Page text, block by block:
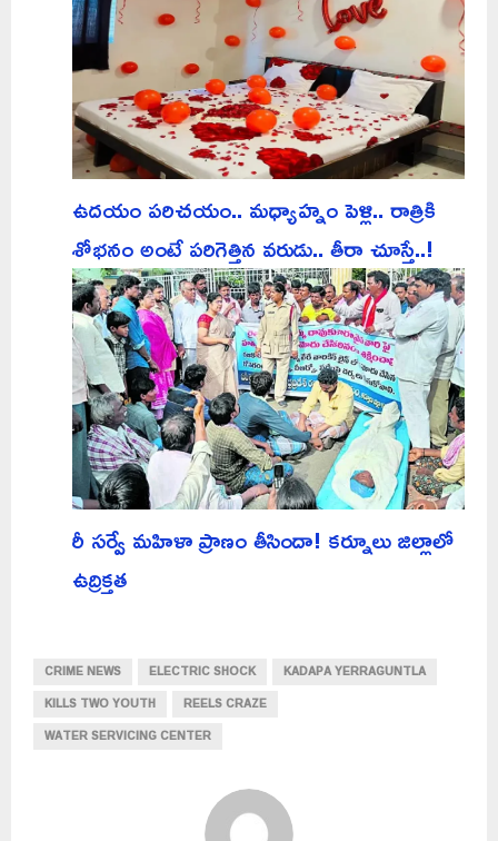
ఉదయం పరిచయం.. మధ్యాహ్నం పెళ్లి.. రాత్రికి
శోభనం అంటే పరిగెత్తిన వరుడు.. తీరా చూస్తే..!
రీ సర్వే మహిళా ప్రాణం తీసిందా! కర్నూలు జిల్లాలో
ఉద్రిక్తత
CRIME NEWS ELECTRIC SHOCK
KADAPA YERRAGUNTLA
KILLS TWO YOUTH
REELS CRAZE
WATER SERVICING CENTER